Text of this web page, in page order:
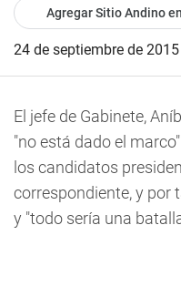
Agregar Sitio Andino en
24 de septiembre de
El jefe de Gabinete,
"no está dado el
los candidatos
correspondiente, y por
y "todo sería una